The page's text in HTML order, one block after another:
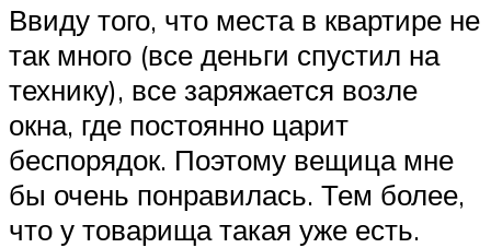
Ввиду того, что места в квартире не
так много (все деньги спустил на
технику), все заряжается возле
окна, где постоянно царит
беспорядок. Поэтому вещица мне
бы очень понравилась. Тем более,
что у товарища такая уже есть.